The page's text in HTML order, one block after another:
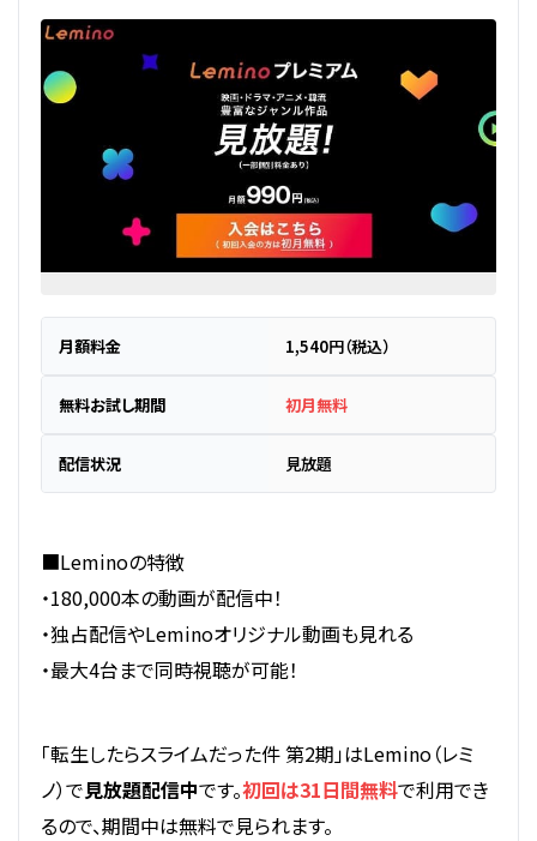
月額料金 1,540円（税込）
無料お試し期間 初月無料
配信状況 見放題
■Leminoの特徴
・180,000本の動画が配信中！
・独占配信やLeminoオリジナル動画も見れる
・最大4台まで同時視聴が可能！
「転生したらスライムだった件 第2期」はLemino（レミ
ノ）で見放題配信中です。初回は31日間無料で利用でき
るので、期間中は無料で見られます。